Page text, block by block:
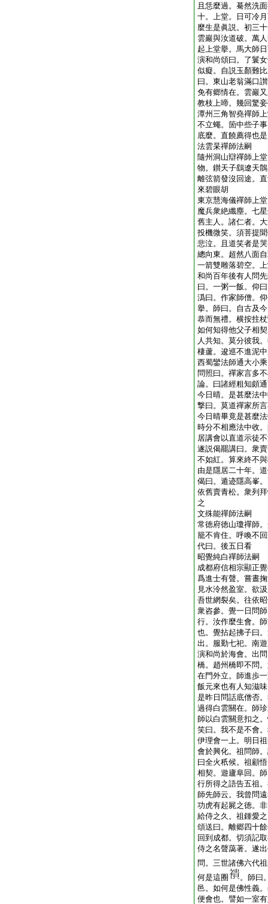
且恁麼過。驀然洗
十。上堂。日可冷
麼生是眞説。初三
雲巖與汝道破。萬
起上堂擧。馬大師
演和尚頌曰。了鬟
似癡。自説玉顏難
曰。東山老翁滿口
免有郷情在。雲巖
教枝上啼。幾回驚
潭州三角智堯禪師
不立蠅。箇中些子
底麼。直饒薦得也
法雲杲禪師法嗣
隨州洞山辯禪師上
物。鑚天子鷂遼天
離弦箭發沒回途。
來碧眼胡
東京慧海儀禪師上
魔兵衆絶纖塵。七
舊主人。諸仁者。
投機微笑。須菩提
悲泣。且道笑者是
總向東。超然八面
一箭雙雕落碧空。
和尚百年後有人問
曰。一粥一飯。仰
潙曰。作家師僧。
擧。師曰。自古及
恭而無禮。横按拄
如何知得他父子相
人共知。莫分彼我
棲蘆。逡巡不進泥
西蜀鑾法師通大小
問照曰。禪家言多
論。曰諸經粗知頗
今日晴。是甚麼法
撃曰。莫道禪家所
今日晴畢竟是甚麼
時分不相應法中收
居講會以直道示徒
遂説偈罷講曰。衆
不如紅。算來終不
由是隱居二十年。
偈曰。遁迹隱高峯
依舊賣青松。衆列
之
文殊能禪師法嗣
常徳府徳山瓊禪師
籠不肯住。呼喚不
代曰。後五日看
昭覺純白禪師法嗣
成都府信相宗顯正
爲進士有聲。嘗晝
見水泠然盈室。欲
吾世網裂矣。往依
衆咨參。覺一日問
行。汝作麼生會。
也。覺拈起拂子曰
出。服勤七祀。南
演和尚於海會。出
橋。趙州橋即不問
在門外立。師進歩
飯元來也有人知滋
是昨日問話底僧否
過得白雲關在。師
師以白雲關意扣之
笑曰。我不是不會
伊理會一上。明日
會於興化。祖問師
曰全火秖候。祖顧
相契。遊廬阜回。
行所得之語告五祖
師先師云。我曾問
功虎有起屍之徳。
給侍之久。祖鍾愛
頌送曰。離郷四十
回到成都。切須記
侍之名聲藹著。遂
問。三世諸佛六代
何是這圈
。師曰
邑。如何是佛性義
便會也。譬如一室